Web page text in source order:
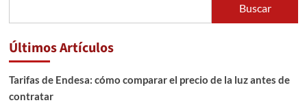
Buscar
Últimos Artículos
Tarifas de Endesa: cómo comparar el precio de la luz antes de
contratar